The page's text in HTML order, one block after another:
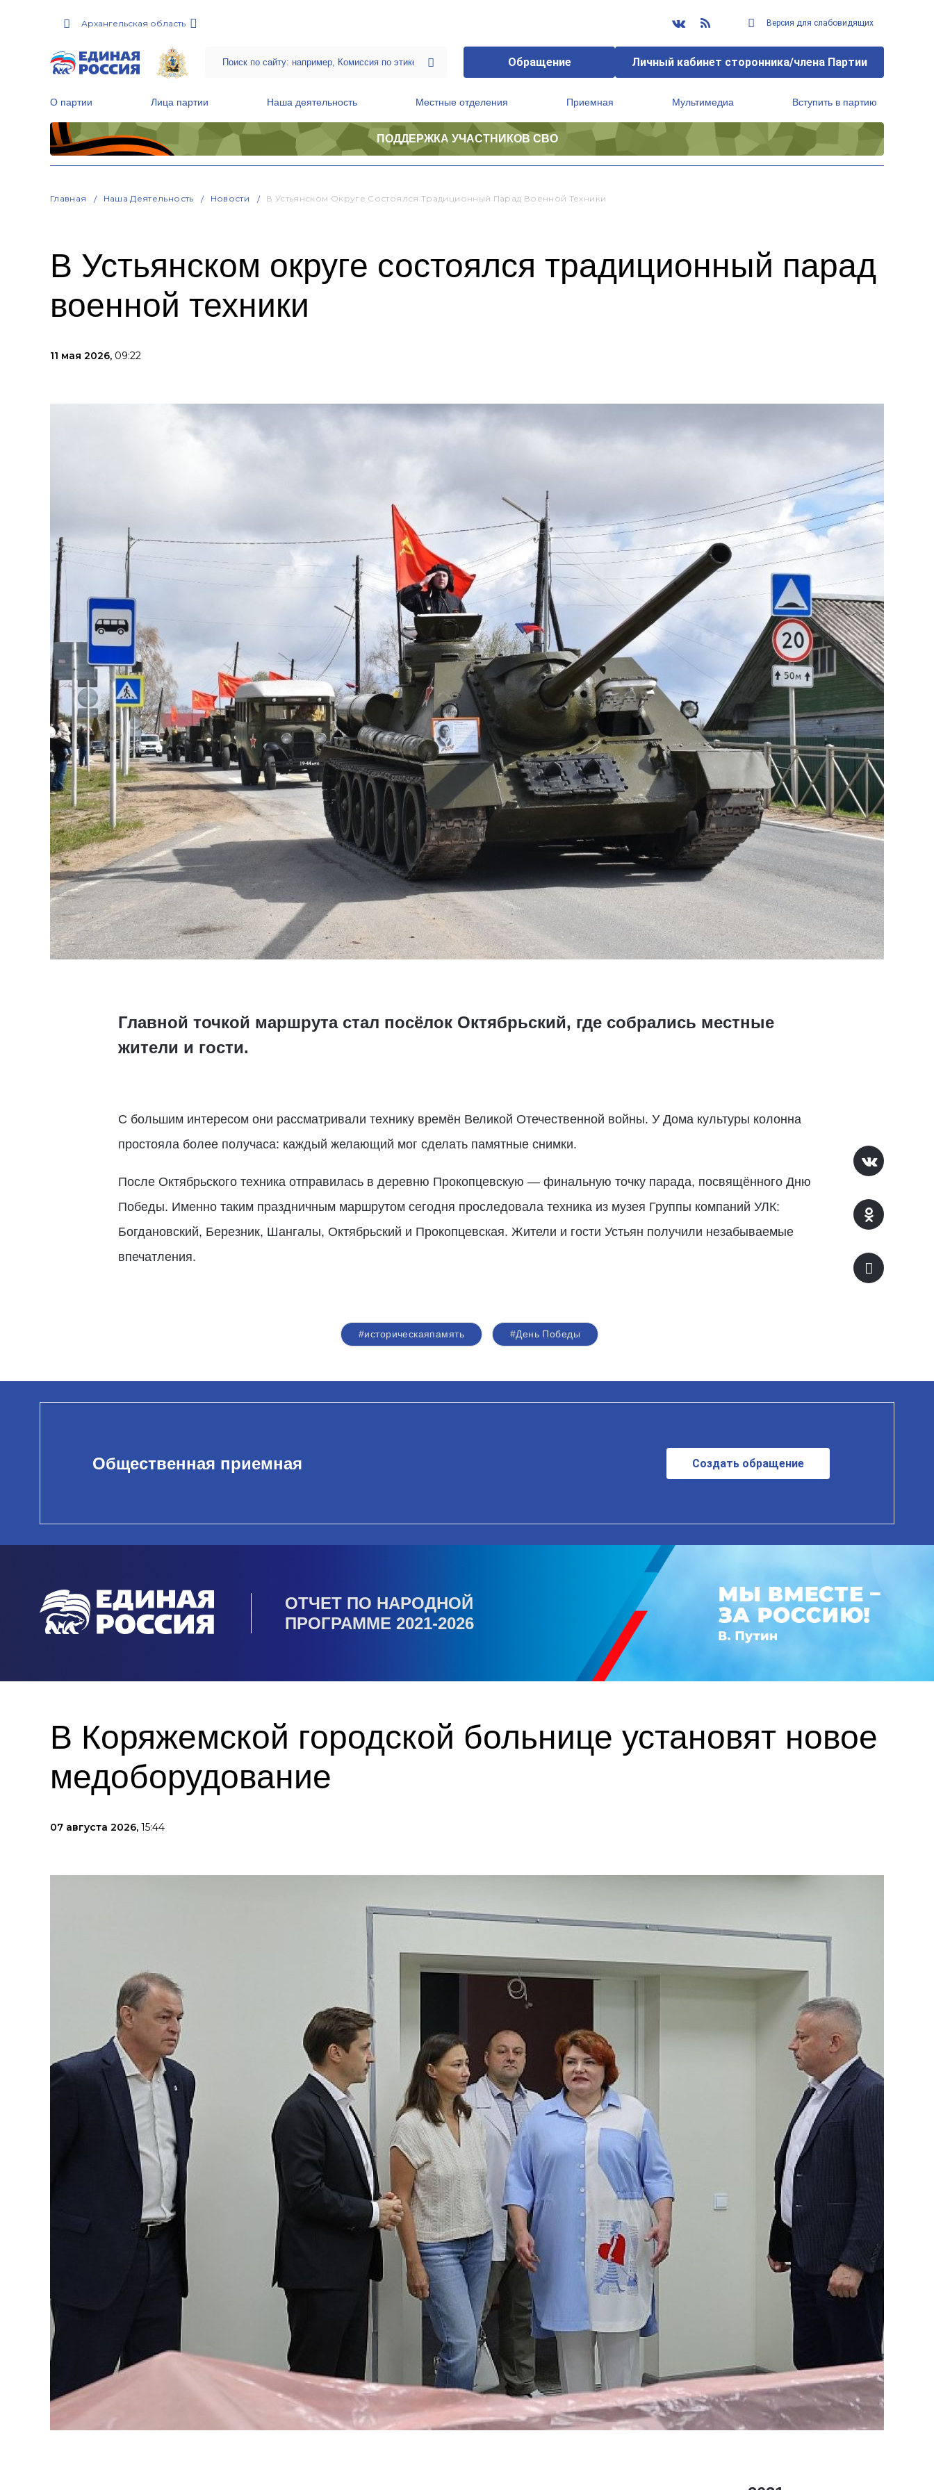
Архангельская область Версия для слабовидящих
Обращение Личный кабинет сторонника/члена Партии
О партии Лица партии Наша деятельность Местные отделения Приемная Мультимедиа Вступить в партию
ПОДДЕРЖКА УЧАСТНИКОВ СВО
Главная Наша Деятельность Новости В Устьянском Округе Состоялся Традиционный Парад Военной Техники
В Устьянском округе состоялся традиционный парад
военной техники
11 мая 2026, 09:22
Главной точкой маршрута стал посёлок Октябрьский, где собрались местные
жители и гости.
С большим интересом они рассматривали технику времён Великой Отечественной войны. У Дома культуры колонна
простояла более получаса: каждый желающий мог сделать памятные снимки.
После Октябрьского техника отправилась в деревню Прокопцевскую — финальную точку парада, посвящённого Дню
Победы. Именно таким праздничным маршрутом сегодня проследовала техника из музея Группы компаний УЛК:
Богдановский, Березник, Шангалы, Октябрьский и Прокопцевская. Жители и гости Устьян получили незабываемые
впечатления.
#историческаяпамять #День Победы
Общественная приемная Создать обращение
ОТЧЕТ ПО НАРОДНОЙ
ПРОГРАММЕ 2021-2026
В Коряжемской городской больнице установят новое
медоборудование
07 августа 2026, 15:44